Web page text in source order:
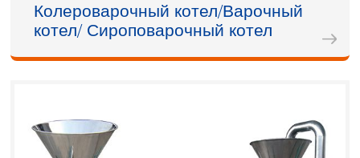
Колероварочный котел/Варочный
котел/ Сироповарочный котел